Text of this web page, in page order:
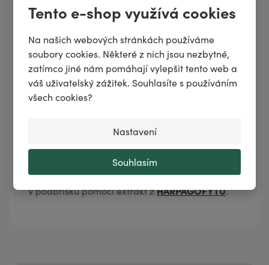
Tento e-shop využívá cookies
Na našich webových stránkách používáme
soubory cookies. Některé z nich jsou nezbytné,
zatímco jiné nám pomáhají vylepšit tento web a
váš uživatelský zážitek. Souhlasíte s používáním
všech cookies?
Nastavení
Souhlasím
bolestivou či nepravidelnou menstruaci,
pomáhá zmírnit dyskomfort. Obsahuje
esenciální oleje zlevandule,majoránkya
heřmánku římského, které pomáhají ulevit nejen
od psychického napětí.
•Jako doplněk stravy je doporučován k
Nezapomínejte na doplnění omega-3
nenasycených mastných kyselin do stravy!
•U některých žen může od nepříjemných pocitů
v podbřišku pomoci extrakt zHARPAGOFYTU.